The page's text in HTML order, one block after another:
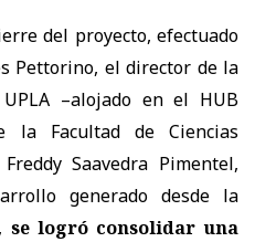
del proyecto, efectuado
Pettorino, el director de la
–alojado en el HUB
la Facultad de Ciencias
Saavedra Pimentel,
generado desde la
se logró consolidar una